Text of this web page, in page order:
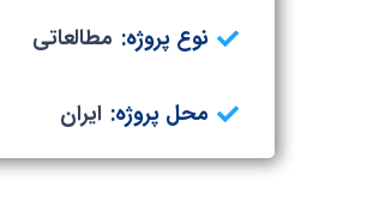
نوع پروژه: مطالعاتی
محل پروژه: ایران